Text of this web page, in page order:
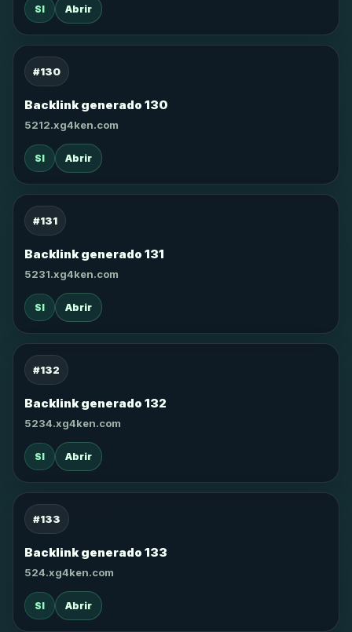
SI Abrir
#130
Backlink generado 130
5212.xg4ken.com
SI Abrir
#131
Backlink generado 131
5231.xg4ken.com
SI Abrir
#132
Backlink generado 132
5234.xg4ken.com
SI Abrir
#133
Backlink generado 133
524.xg4ken.com
SI Abrir